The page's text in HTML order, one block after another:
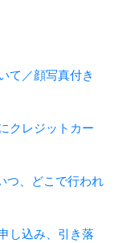
て／顔写真付き
クレジットカー
つ、どこで行われ
し込み、引き落